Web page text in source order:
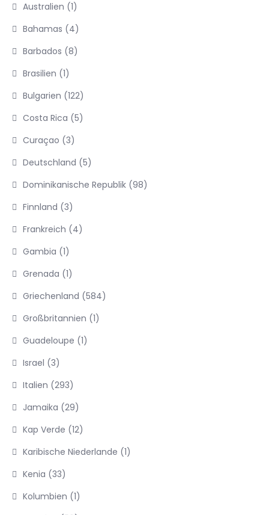
Australien (1)
Bahamas (4)
Barbados (8)
Brasilien (1)
Bulgarien (122)
Costa Rica (5)
Curaçao (3)
Deutschland (5)
Dominikanische Republik (98)
Finnland (3)
Frankreich (4)
Gambia (1)
Grenada (1)
Griechenland (584)
Großbritannien (1)
Guadeloupe (1)
Israel (3)
Italien (293)
Jamaika (29)
Kap Verde (12)
Karibische Niederlande (1)
Kenia (33)
Kolumbien (1)